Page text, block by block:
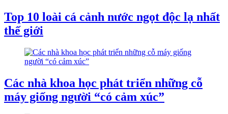
Top 10 loài cá cảnh nước ngọt độc lạ nhất
thế giới
Các nhà khoa học phát triển những cỗ
máy giống người “có cảm xúc”